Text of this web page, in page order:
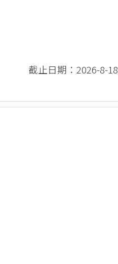
截止日期：2026-8-18